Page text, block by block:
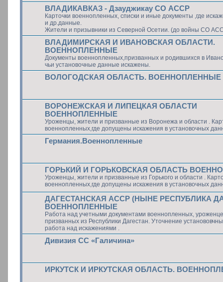
ВЛАДИКАВКАЗ - Дзауджикау СО АССР
Карточки военнопленных, списки и иные документы ,где
и др.данные.
Жители и призывники из Северной Осетии. (до войны СО
ВЛАДИМИРСКАЯ И ИВАНОВСКАЯ ОБЛАСТИ.
ВОЕННОПЛЕННЫЕ
Документы военнопленных,призванных и родившихся в
чьи установочные данные искажены.
ВОЛОГОДСКАЯ ОБЛАСТЬ. ВОЕННОПЛЕННЫЕ
ВОРОНЕЖСКАЯ И ЛИПЕЦКАЯ ОБЛАСТИ
ВОЕННОПЛЕННЫЕ
Уроженцы, жители и призванные из Воронежа и области .
военнопленных,где допущены искажения в установочных
Германия.Военнопленные
ГОРЬКИЙ И ГОРЬКОВСКАЯ ОБЛАСТЬ
Уроженцы, жители и призванные из Горького и области .
военнопленных,где допущены искажения в установочных
ДАГЕСТАНСКАЯ АССР (НЫНЕ РЕСПУБЛИКА
ВОЕННОПЛЕННЫЕ
Работа над учетными документами военнопленных,
призванных из Республики Дагестан. Уточнение
работа над искажениями .
Дивизия СС «Галичина»
ИРКУТСК И ИРКУТСКАЯ ОБЛАСТЬ.